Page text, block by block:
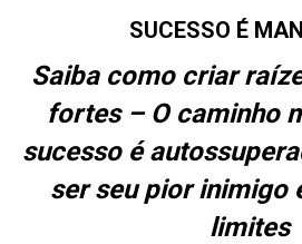
SUCESSO É
Saiba como criar
fortes – O caminho
sucesso é
ser seu pior inimigo
limites